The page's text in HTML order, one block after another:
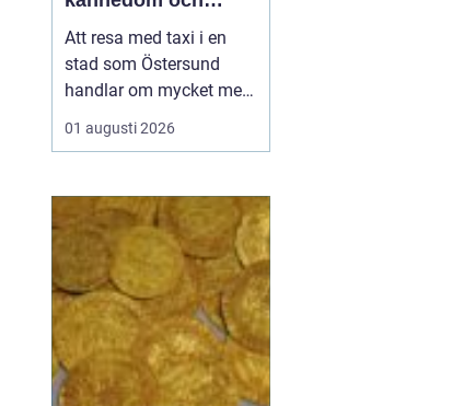
smidiga resor året
runt
Att resa med taxi i en
stad som Östersund
handlar om mycket mer
än att bara ta sig från
punkt A till punkt B.
lokalkännedom och
tillgänglighet spelar stor
roll, särskilt i en region
där vintern är lång, snön
ligger djup och
avstånden i...
01 augusti 2026